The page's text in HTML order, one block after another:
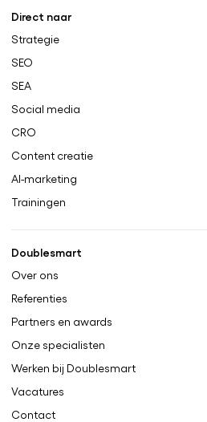
Direct naar
Strategie
SEO
SEA
Social media
CRO
Content creatie
AI-marketing
Trainingen
Doublesmart
Over ons
Referenties
Partners en awards
Onze specialisten
Werken bij Doublesmart
Vacatures
Contact